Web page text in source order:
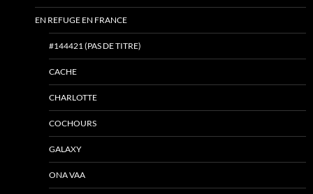
EN REFUGE EN FRANCE
#144421 (PAS DE TITRE)
CACHE
CHARLOTTE
COCHOURS
GALAXY
ONA VAA